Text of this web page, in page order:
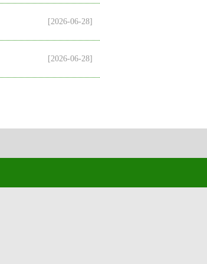
[2026-06-28]
[2026-06-28]